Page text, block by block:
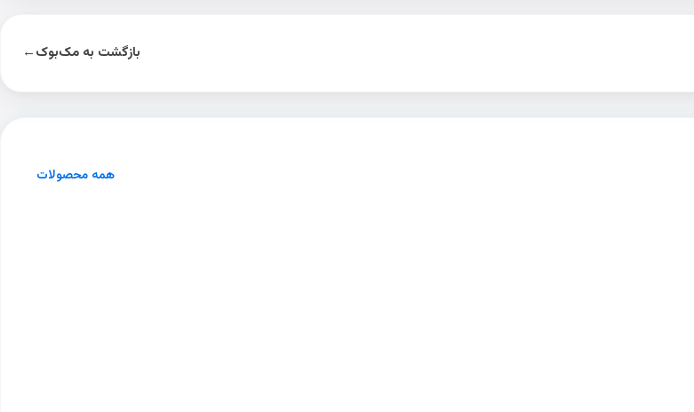
بازگشت به مک‌بوک←
همه محصولات